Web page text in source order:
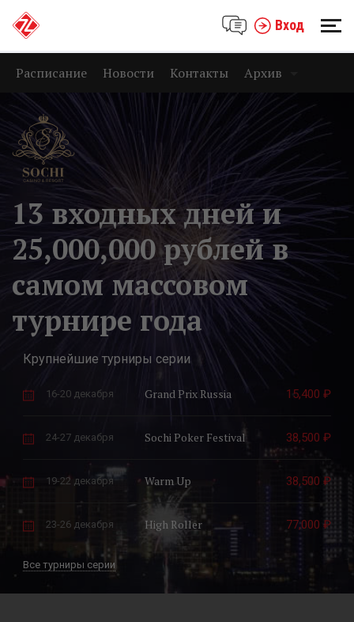
Вход
Расписание Новости Контакты Архив
13 входных дней и
25,000,000 рублей в
самом массовом
турнире года
Крупнейшие турниры серии
16-20 декабря Grand Prix Russia 15,400 ₽
24-27 декабря Sochi Poker Festival 38,500 ₽
19-22 декабря Warm Up 38,500 ₽
23-26 декабря High Roller 77,000 ₽
Все турниры серии